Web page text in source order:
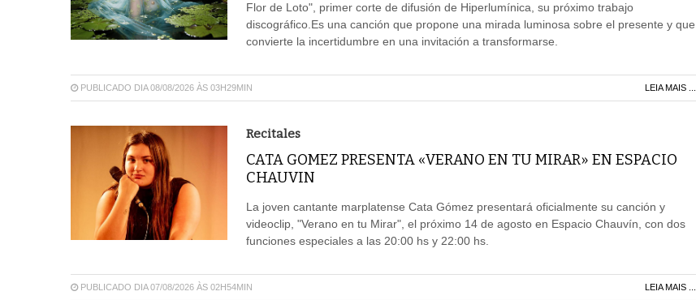
Flor de Loto", primer corte de difusión de Hiperlumínica, su próximo trabajo
discográfico.Es una canción que propone una mirada luminosa sobre el presente y que
convierte la incertidumbre en una invitación a transformarse.
PUBLICADO DIA 08/08/2026 ÀS 03H29MIN LEIA MAIS ...
Recitales
CATA GOMEZ PRESENTA «VERANO EN TU MIRAR» EN ESPACIO
CHAUVIN
La joven cantante marplatense Cata Gómez presentará oficialmente su canción y
videoclip, "Verano en tu Mirar", el próximo 14 de agosto en Espacio Chauvín, con dos
funciones especiales a las 20:00 hs y 22:00 hs.
PUBLICADO DIA 07/08/2026 ÀS 02H54MIN LEIA MAIS ...